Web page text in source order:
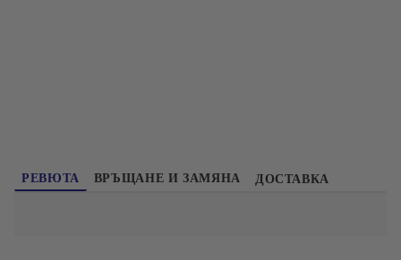
РЕВЮТА ВРЪЩАНЕ И ЗАМЯНА ДОСТАВКА